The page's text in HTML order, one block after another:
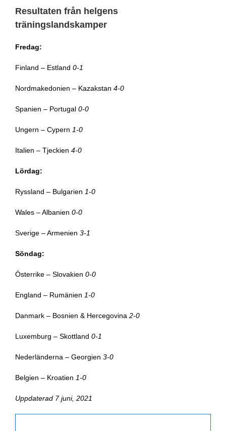
Resultaten från helgens
träningslandskamper
Fredag:
Finland – Estland 0-1
Nordmakedonien – Kazakstan 4-0
Spanien – Portugal 0-0
Ungern – Cypern 1-0
Italien – Tjeckien 4-0
Lördag:
Ryssland – Bulgarien 1-0
Wales – Albanien 0-0
Sverige – Armenien 3-1
Söndag:
Österrike – Slovakien 0-0
England – Rumänien 1-0
Danmark – Bosnien & Hercegovina 2-0
Luxemburg – Skottland 0-1
Nederländerna – Georgien 3-0
Belgien – Kroatien 1-0
Uppdaterad 7 juni, 2021